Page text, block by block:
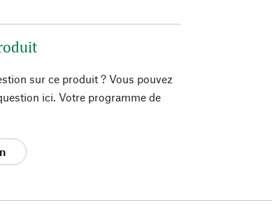
sur ce produit ? Vous pouvez
ici. Votre programme de